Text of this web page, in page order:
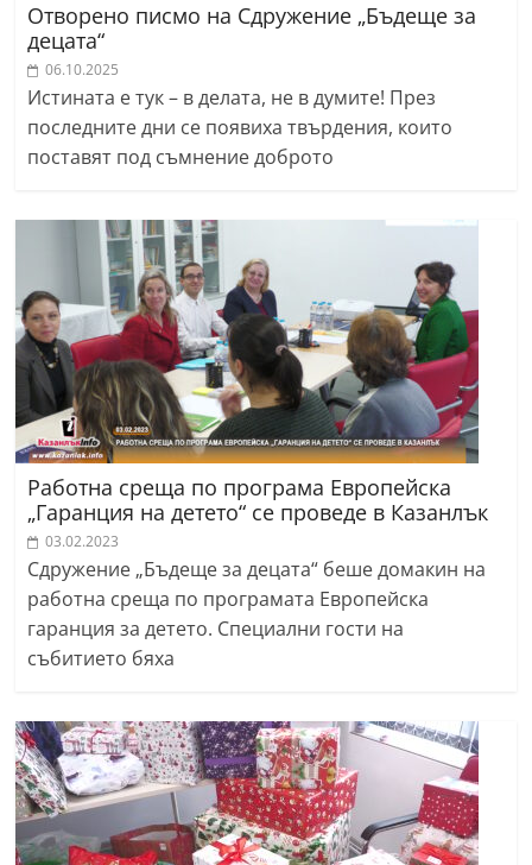
Отворено писмо на Сдружение „Бъдеще за
децата“
06.10.2025
Истината е тук – в делата, не в думите! През
последните дни се появиха твърдения, които
поставят под съмнение доброто
Работна среща по програма Европейска
„Гаранция на детето“ се проведе в Казанлък
03.02.2023
Сдружение „Бъдеще за децата“ беше домакин на
работна среща по програмата Европейска
гаранция за детето. Специални гости на
събитието бяха